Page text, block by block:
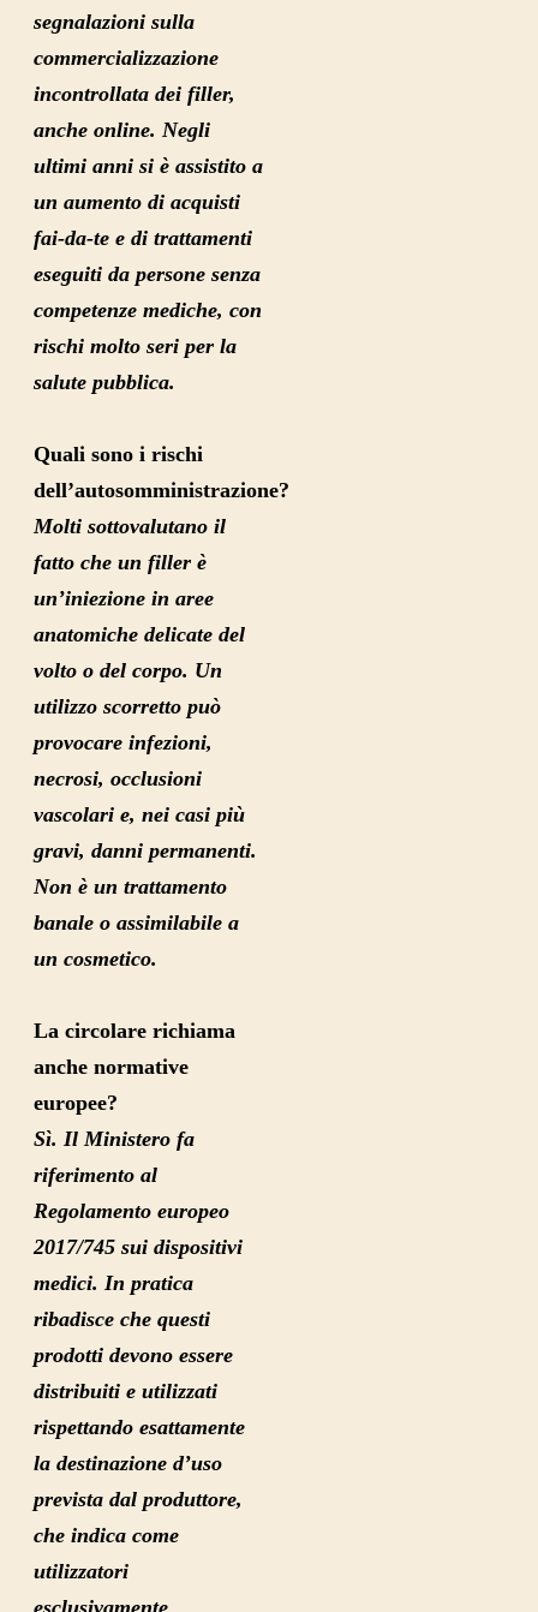
segnalazioni sulla
commercializzazione
incontrollata dei filler,
anche online. Negli
ultimi anni si è assistito a
un aumento di acquisti
fai-da-te e di trattamenti
eseguiti da persone senza
competenze mediche, con
rischi molto seri per la
salute pubblica.
Quali sono i rischi
dell’autosomministrazione?
Molti sottovalutano il
fatto che un filler è
un’iniezione in aree
anatomiche delicate del
volto o del corpo. Un
utilizzo scorretto può
provocare infezioni,
necrosi, occlusioni
vascolari e, nei casi più
gravi, danni permanenti.
Non è un trattamento
banale o assimilabile a
un cosmetico.
La circolare richiama
anche normative
europee?
Sì. Il Ministero fa
riferimento al
Regolamento europeo
2017/745 sui dispositivi
medici. In pratica
ribadisce che questi
prodotti devono essere
distribuiti e utilizzati
rispettando esattamente
la destinazione d’uso
prevista dal produttore,
che indica come
utilizzatori